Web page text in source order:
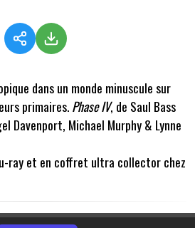
dans un monde minuscule sur
primaires.Phase IV, de Saul Bass
Davenport, Michael Murphy & Lynne
ray et en coffret ultra collector chez